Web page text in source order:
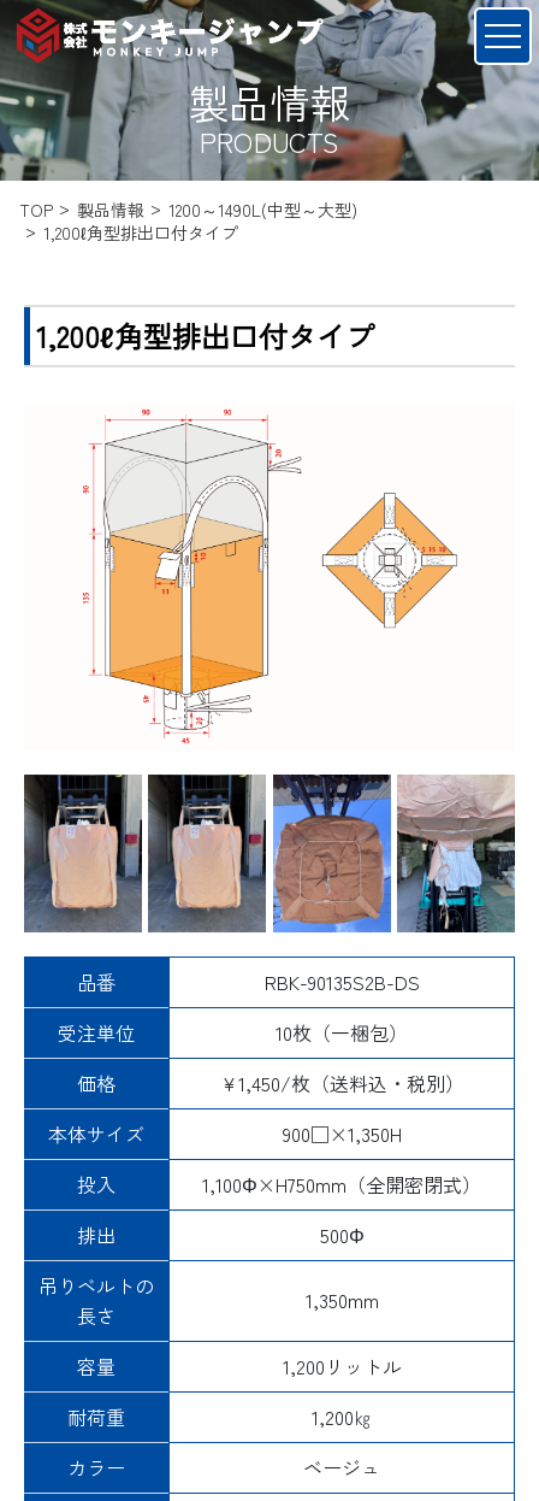
製品情報
PRODUCTS
TOP 製品情報
1200～1490L(中型～大型)
1,200ℓ角型排出口付タイプ
1,200ℓ角型排出口付タイプ
品番
RBK-90135S2B-DS
受注単位
10枚（一梱包）
価格
¥1,450/枚（送料込・税別）
本体サイズ
900□×1,350H
投入
1,100Φ×H750mm（全開密閉式）
排出
500Φ
吊りベルトの
長さ
1,350mm
容量
1,200リットル
耐荷重
1,200㎏
カラー
ベージュ